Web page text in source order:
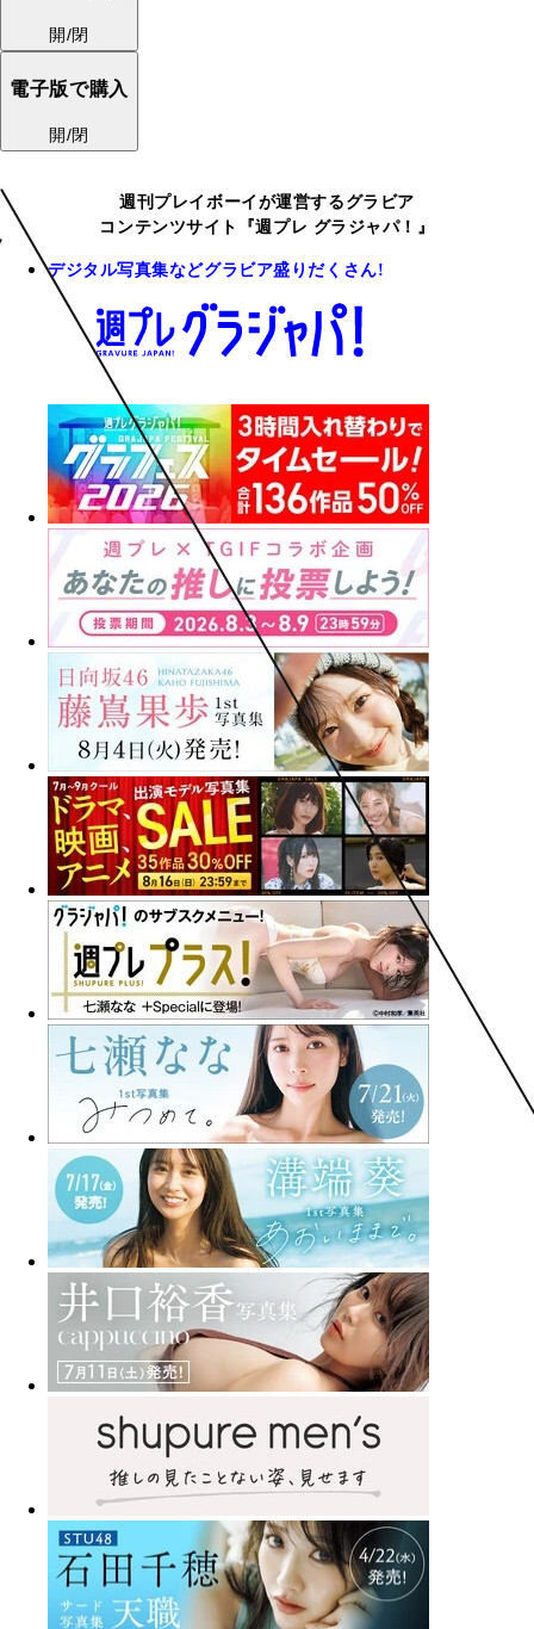
開/閉
電子版で購入
開/閉
週刊プレイボーイが運営するグラビア
コンテンツサイト『週プレ グラジャパ！』
デジタル写真集などグラビア盛りだくさん!